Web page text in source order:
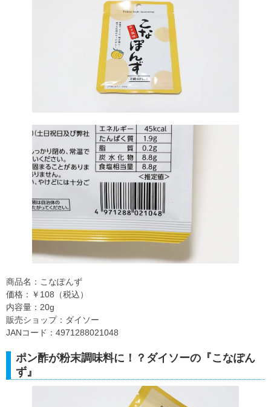
商品名：こなぽんず
価格：￥108（税込）
内容量：20g
販売ショップ：ダイソー
JANコード：4971288021048
ポン酢が粉末調味料に！？ダイソーの『こなぽん
ず』